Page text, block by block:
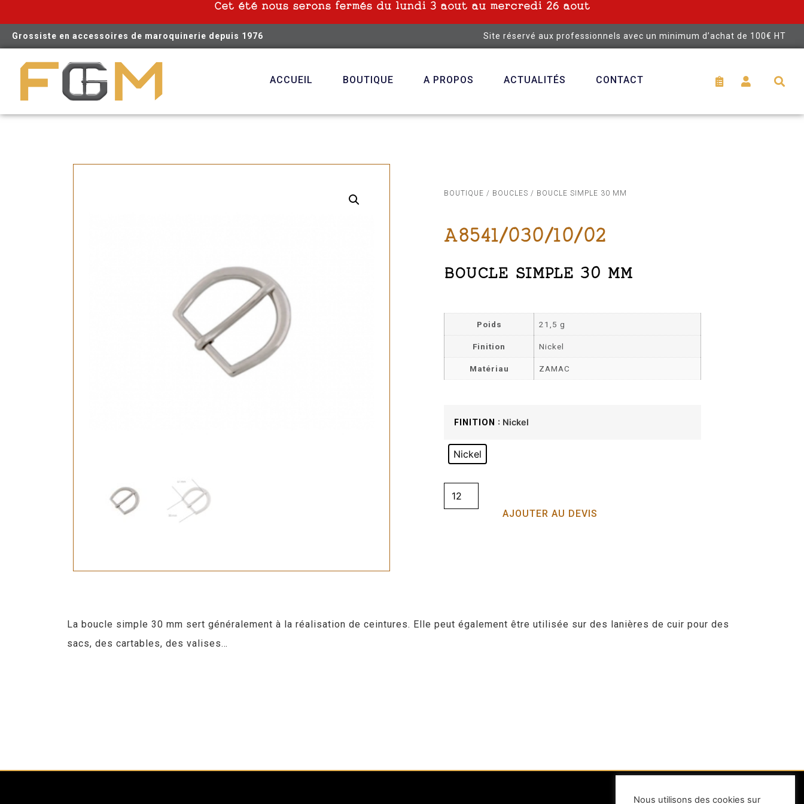
Cet été nous serons fermés du lundi 3 aout au mercredi 26 aout
Grossiste en accessoires de maroquinerie depuis 1976 Site réservé aux professionnels avec un minimum d’achat de 100€ HT
ACCUEIL BOUTIQUE A PROPOS ACTUALITÉS CONTACT
BOUTIQUE / BOUCLES / BOUCLE SIMPLE 30 MM
A8541/030/10/02
BOUCLE SIMPLE 30 MM
Poids 21,5 g
Finition Nickel
Matériau ZAMAC
FINITION : Nickel
Nickel
AJOUTER AU DEVIS
La boucle simple 30 mm sert généralement à la réalisation de ceintures. Elle peut également être utilisée sur des lanières de cuir pour des
sacs, des cartables, des valises…
Nous utilisons des cookies sur